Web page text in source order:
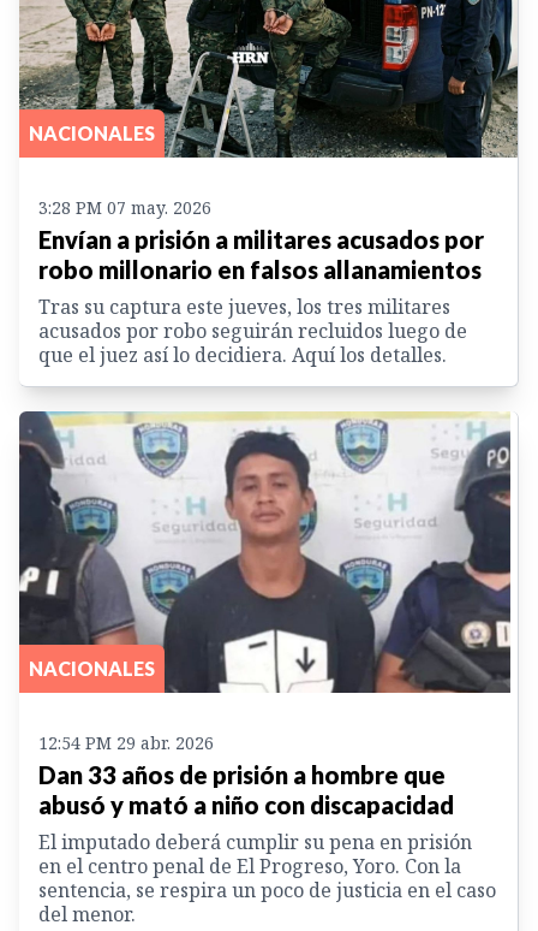
NACIONALES
3:28 PM 07 may. 2026
Envían a prisión a militares acusados por
robo millonario en falsos allanamientos
Tras su captura este jueves, los tres militares
acusados por robo seguirán recluidos luego de
que el juez así lo decidiera. Aquí los detalles.
NACIONALES
12:54 PM 29 abr. 2026
Dan 33 años de prisión a hombre que
abusó y mató a niño con discapacidad
El imputado deberá cumplir su pena en prisión
en el centro penal de El Progreso, Yoro. Con la
sentencia, se respira un poco de justicia en el caso
del menor.